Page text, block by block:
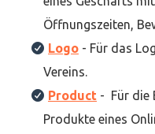
Öffnungszeiten,
Logo - Für das
Vereins.
Product - Für die
Produkte eines